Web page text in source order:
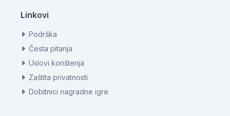
Linkovi
Podrška
Česta pitanja
Uslovi korištenja
Zaštita privatnosti
Dobitnici nagradne igre